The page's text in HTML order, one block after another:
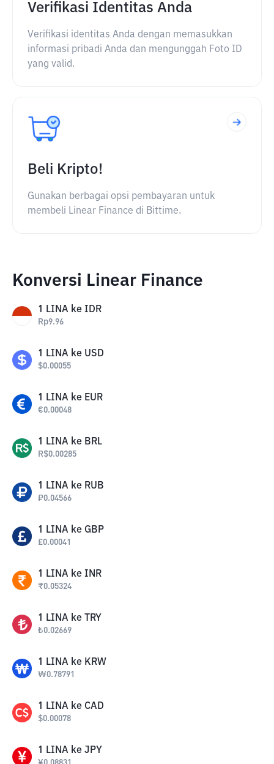
Verifikasi Identitas Anda
Verifikasi identitas Anda dengan memasukkan
informasi pribadi Anda dan mengunggah Foto ID
yang valid.
Beli Kripto!
Gunakan berbagai opsi pembayaran untuk
membeli Linear Finance di Bittime.
Konversi Linear Finance
1 LINA ke IDR
Rp9.96
1 LINA ke USD
$0.00055
1 LINA ke EUR
€0.00048
1 LINA ke BRL
R$0.00285
1 LINA ke RUB
₽0.04566
1 LINA ke GBP
£0.00041
1 LINA ke INR
₹0.05324
1 LINA ke TRY
₺0.02669
1 LINA ke KRW
₩0.78791
1 LINA ke CAD
$0.00078
1 LINA ke JPY